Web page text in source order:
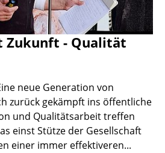
Zukunft - Qualität
neue Generation von
zurück gekämpft ins öffentliche
und Qualitätsarbeit treffen
einst Stütze der Gesellschaft
einer immer effektiveren...